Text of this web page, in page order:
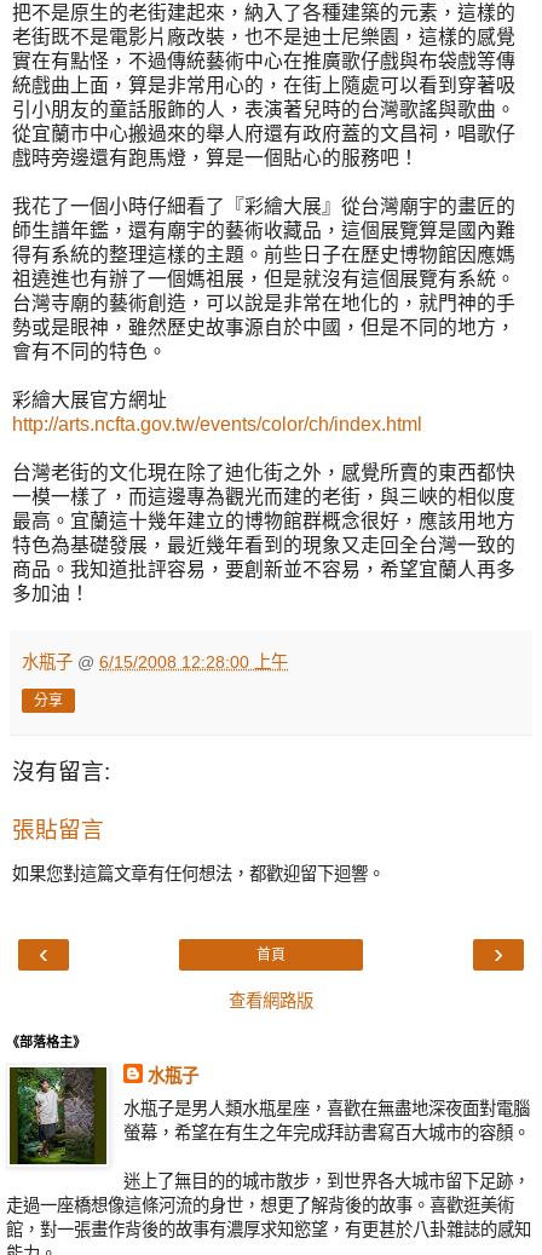
把不是原生的老街建起來，納入了各種建築的元素，這樣的
老街既不是電影片廠改裝，也不是迪士尼樂園，這樣的感覺
實在有點怪，不過傳統藝術中心在推廣歌仔戲與布袋戲等傳
統戲曲上面，算是非常用心的，在街上隨處可以看到穿著吸
引小朋友的童話服飾的人，表演著兒時的台灣歌謠與歌曲。
從宜蘭市中心搬過來的舉人府還有政府蓋的文昌祠，唱歌仔
戲時旁邊還有跑馬燈，算是一個貼心的服務吧！
我花了一個小時仔細看了『彩繪大展』從台灣廟宇的畫匠的
師生譜年鑑，還有廟宇的藝術收藏品，這個展覽算是國內難
得有系統的整理這樣的主題。前些日子在歷史博物館因應媽
祖遶進也有辦了一個媽祖展，但是就沒有這個展覽有系統。
台灣寺廟的藝術創造，可以說是非常在地化的，就門神的手
勢或是眼神，雖然歷史故事源自於中國，但是不同的地方，
會有不同的特色。
彩繪大展官方網址
http://arts.ncfta.gov.tw/events/color/ch/index.html
台灣老街的文化現在除了迪化街之外，感覺所賣的東西都快
一模一樣了，而這邊專為觀光而建的老街，與三峽的相似度
最高。宜蘭這十幾年建立的博物館群概念很好，應該用地方
特色為基礎發展，最近幾年看到的現象又走回全台灣一致的
商品。我知道批評容易，要創新並不容易，希望宜蘭人再多
多加油！
水瓶子 @ 6/15/2008 12:28:00 上午
分享
沒有留言:
張貼留言
如果您對這篇文章有任何想法，都歡迎留下迴響。
‹ ›
首頁
查看網路版
《部落格主》
水瓶子
水瓶子是男人類水瓶星座，喜歡在無盡地深夜面對電腦
螢幕，希望在有生之年完成拜訪書寫百大城市的容顏。
迷上了無目的的城市散步，到世界各大城市留下足跡，
走過一座橋想像這條河流的身世，想更了解背後的故事。喜歡逛美術
館，對一張畫作背後的故事有濃厚求知慾望，有更甚於八卦雜誌的感知